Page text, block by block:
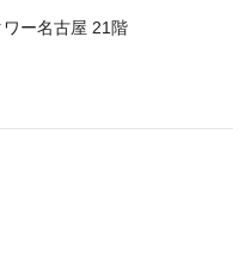
ー名古屋 21階